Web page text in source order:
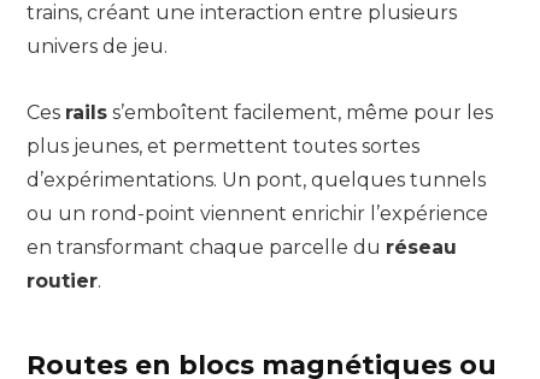
trains, créant une interaction entre plusieurs
univers de jeu.
Ces rails s’emboîtent facilement, même pour les
plus jeunes, et permettent toutes sortes
d’expérimentations. Un pont, quelques tunnels
ou un rond-point viennent enrichir l’expérience
en transformant chaque parcelle du réseau
routier.
Routes en blocs magnétiques ou